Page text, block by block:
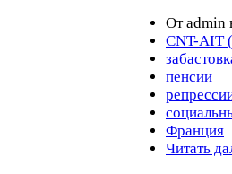
От admin
CNT-AIT
пенсии
Франция
Читать